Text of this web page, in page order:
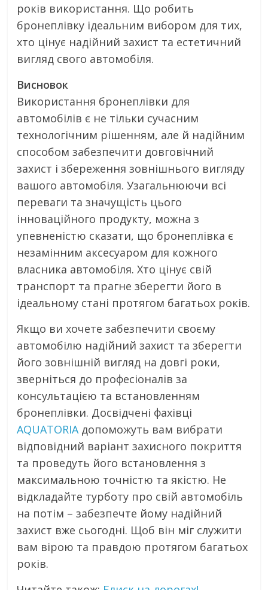
років використання. Що робить
бронеплівку ідеальним вибором для тих,
хто цінує надійний захист та естетичний
вигляд свого автомобіля.
Висновок
Використання бронеплівки для
автомобілів є не тільки сучасним
технологічним рішенням, але й надійним
способом забезпечити довговічний
захист і збереження зовнішнього вигляду
вашого автомобіля. Узагальнюючи всі
переваги та значущість цього
інноваційного продукту, можна з
упевненістю сказати, що бронеплівка є
незамінним аксесуаром для кожного
власника автомобіля. Хто цінує свій
транспорт та прагне зберегти його в
ідеальному стані протягом багатьох років.
Якщо ви хочете забезпечити своєму
автомобілю надійний захист та зберегти
його зовнішній вигляд на довгі роки,
зверніться до професіоналів за
консультацією та встановленням
бронеплівки. Досвідчені фахівці
AQUATORIAдопоможуть вам вибрати
відповідний варіант захисного покриття
та проведуть його встановлення з
максимальною точністю та якістю. Не
відкладайте турботу про свій автомобіль
на потім – забезпечте йому надійний
захист вже сьогодні. Щоб він міг служити
вам вірою та правдою протягом багатьох
років.